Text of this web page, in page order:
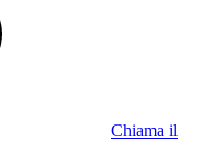
Chiama il